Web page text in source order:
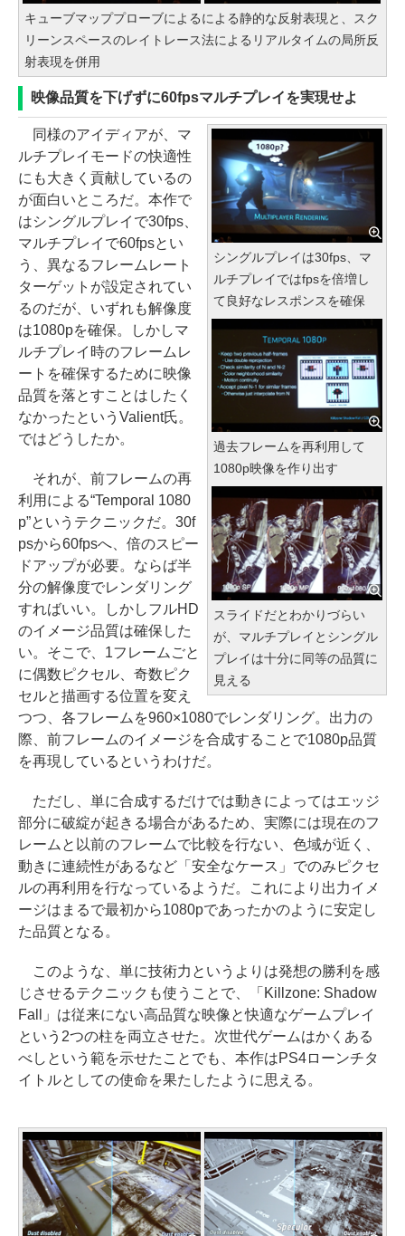
キューブマッププローブによるによる静的な反射表現と、スク
リーンスペースのレイトレース法によるリアルタイムの局所反
射表現を併用
映像品質を下げずに60fpsマルチプレイを実現せよ
シングルプレイは30fps、マ
ルチプレイではfpsを倍増し
て良好なレスポンスを確保
過去フレームを再利用して
1080p映像を作り出す
スライドだとわかりづらい
が、マルチプレイとシングル
プレイは十分に同等の品質に
見える
同様のアイディアが、マ
ルチプレイモードの快適性
にも大きく貢献しているの
が面白いところだ。本作で
はシングルプレイで30fps、
マルチプレイで60fpsとい
う、異なるフレームレート
ターゲットが設定されてい
るのだが、いずれも解像度
は1080pを確保。しかしマ
ルチプレイ時のフレームレ
ートを確保するために映像
品質を落とすことはしたく
なかったというValient氏。
ではどうしたか。
それが、前フレームの再
利用による“Temporal 1080
p”というテクニックだ。30f
psから60fpsへ、倍のスピー
ドアップが必要。ならば半
分の解像度でレンダリング
すればいい。しかしフルHD
のイメージ品質は確保した
い。そこで、1フレームごと
に偶数ピクセル、奇数ピク
セルと描画する位置を変え
つつ、各フレームを960×1080でレンダリング。出力の
際、前フレームのイメージを合成することで1080p品質
を再現しているというわけだ。
ただし、単に合成するだけでは動きによってはエッジ
部分に破綻が起きる場合があるため、実際には現在のフ
レームと以前のフレームで比較を行ない、色域が近く、
動きに連続性があるなど「安全なケース」でのみピクセ
ルの再利用を行なっているようだ。これにより出力イメ
ージはまるで最初から1080pであったかのように安定し
た品質となる。
このような、単に技術力というよりは発想の勝利を感
じさせるテクニックも使うことで、「Killzone: Shadow
Fall」は従来にない高品質な映像と快適なゲームプレイ
という2つの柱を両立させた。次世代ゲームはかくある
べしという範を示せたことでも、本作はPS4ローンチタ
イトルとしての使命を果たしたように思える。